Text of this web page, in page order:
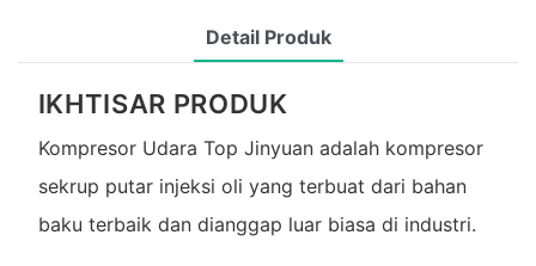
Detail Produk
IKHTISAR PRODUK
Kompresor Udara Top Jinyuan adalah kompresor
sekrup putar injeksi oli yang terbuat dari bahan
baku terbaik dan dianggap luar biasa di industri.